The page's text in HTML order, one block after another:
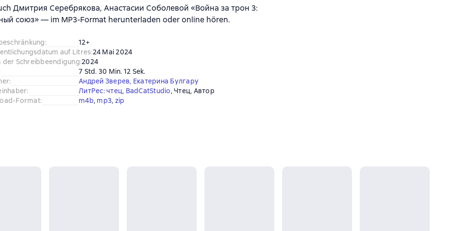
Дмитрия Серебрякова, Анастасии Соболевой «Война за трон 3:
союз» — im MP3-Format herunterladen oder online hören.
:
12+
auf Litres:24 Mai 2024
der Schreibbeendigung:2024
:
7 Std. 30 Min. 12 Sek.
: Андрей Зверев, Екатерина Булгару
: ЛитРес: чтец, BadCatStudio, Чтец, Автор
Format: m4b, mp3, zip